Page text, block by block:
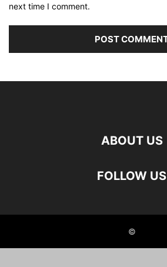
next time I comment.
ABOUT US
FOLLOW US
©